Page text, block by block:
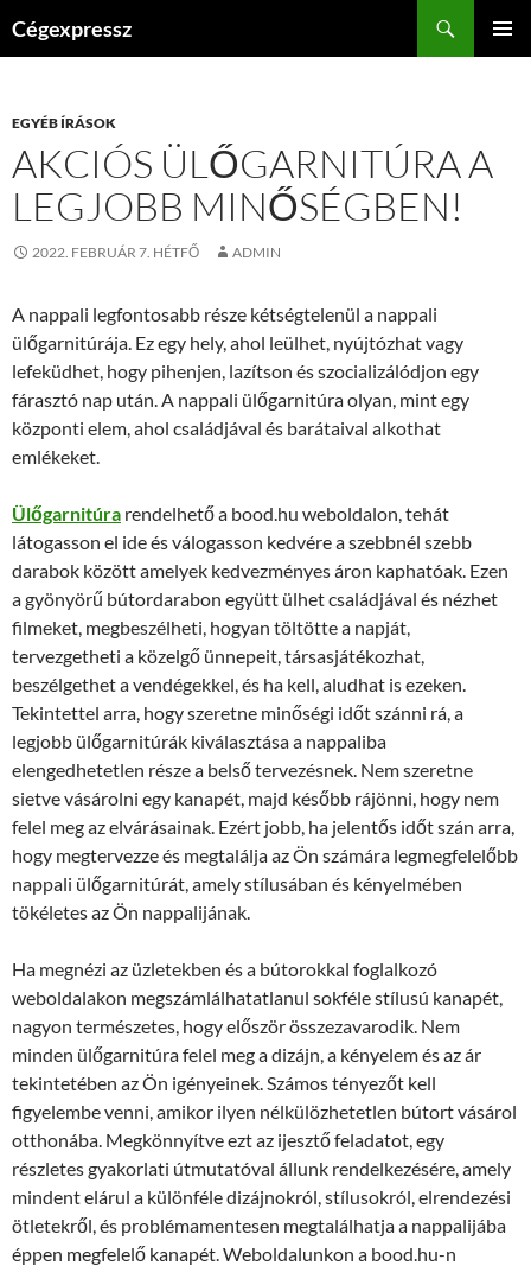
Cégexpressz
EGYÉB ÍRÁSOK
AKCIÓS ÜLŐGARNITÚRA A
LEGJOBB MINŐSÉGBEN!
2022. FEBRUÁR 7. HÉTFŐ ADMIN
A nappali legfontosabb része kétségtelenül a nappali
ülőgarnitúrája. Ez egy hely, ahol leülhet, nyújtózhat vagy
lefeküdhet, hogy pihenjen, lazítson és szocializálódjon egy
fárasztó nap után. A nappali ülőgarnitúra olyan, mint egy
központi elem, ahol családjával és barátaival alkothat
emlékeket.
Ülőgarnitúra rendelhető a bood.hu weboldalon, tehát
látogasson el ide és válogasson kedvére a szebbnél szebb
darabok között amelyek kedvezményes áron kaphatóak. Ezen
a gyönyörű bútordarabon együtt ülhet családjával és nézhet
filmeket, megbeszélheti, hogyan töltötte a napját,
tervezgetheti a közelgő ünnepeit, társasjátékozhat,
beszélgethet a vendégekkel, és ha kell, aludhat is ezeken.
Tekintettel arra, hogy szeretne minőségi időt szánni rá, a
legjobb ülőgarnitúrák kiválasztása a nappaliba
elengedhetetlen része a belső tervezésnek. Nem szeretne
sietve vásárolni egy kanapét, majd később rájönni, hogy nem
felel meg az elvárásainak. Ezért jobb, ha jelentős időt szán arra,
hogy megtervezze és megtalálja az Ön számára legmegfelelőbb
nappali ülőgarnitúrát, amely stílusában és kényelmében
tökéletes az Ön nappalijának.
Ha megnézi az üzletekben és a bútorokkal foglalkozó
weboldalakon megszámlálhatatlanul sokféle stílusú kanapét,
nagyon természetes, hogy először összezavarodik. Nem
minden ülőgarnitúra felel meg a dizájn, a kényelem és az ár
tekintetében az Ön igényeinek. Számos tényezőt kell
figyelembe venni, amikor ilyen nélkülözhetetlen bútort vásárol
otthonába. Megkönnyítve ezt az ijesztő feladatot, egy
részletes gyakorlati útmutatóval állunk rendelkezésére, amely
mindent elárul a különféle dizájnokról, stílusokról, elrendezési
ötletekről, és problémamentesen megtalálhatja a nappalijába
éppen megfelelő kanapét. Weboldalunkon a bood.hu-n